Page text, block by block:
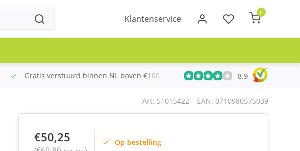
Klantenservice
0
Gratis verstuurd binnen NL boven €100 Meer dan 20 jaar Telecom
8.9
Art: 51015422 EAN: 0710980575039
€50,25 Op bestelling